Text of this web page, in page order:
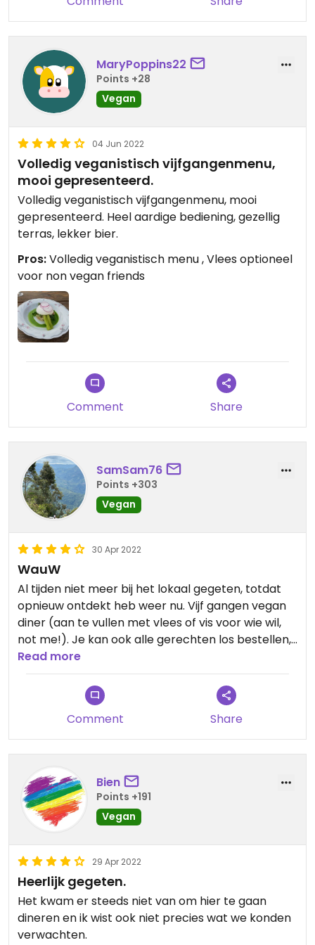
MaryPoppins22
Points +28
Vegan
04 Jun 2022
Volledig veganistisch vijfgangenmenu,
mooi gepresenteerd.
Volledig veganistisch vijfgangenmenu, mooi
gepresenteerd. Heel aardige bediening, gezellig
terras, lekker bier.
Pros:Volledig veganistisch menu , Vlees optioneel
voor non vegan friends
Comment Share
SamSam76
Points +303
Vegan
30 Apr 2022
WauW
Al tijden niet meer bij het lokaal gegeten, totdat
opnieuw ontdekt heb weer nu. Vijf gangen vegan
diner (aan te vullen met vlees of vis voor wie wil,
not me!). Je kan ook alle gerechten los bestellen,
als je niet het volledige diner wil. Eten was
goddelijk, wat een lokale creativiteit. Chapeau! De
service is ook top. Enige kritiekpunt is (3 EUR)
betalen voor kraanwater naast de fles wijn.
Read more
Comment Share
Bien
Points +191
Vegan
29 Apr 2022
Heerlijk gegeten.
Het kwam er steeds niet van om hier te gaan
dineren en ik wist ook niet precies wat we konden
verwachten.